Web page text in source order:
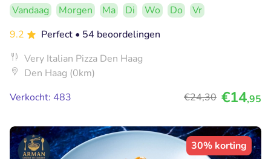
Vandaag Morgen Ma Di Wo Do
Vr
9.2
Perfect • 54 beoordelingen
Very Italian Pizza Den Haag
Den Haag (0km)
Verkocht: 483
€24,30 €14,95
30% korting